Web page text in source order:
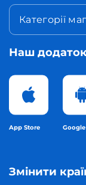
Категорії
Наш
App Store
Змінити